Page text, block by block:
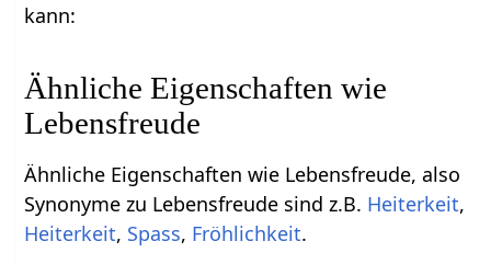
kann:
Ähnliche Eigenschaften wie
Lebensfreude
Ähnliche Eigenschaften wie Lebensfreude, also
Synonyme zu Lebensfreude sind z.B. Heiterkeit,
Heiterkeit, Spass, Fröhlichkeit.